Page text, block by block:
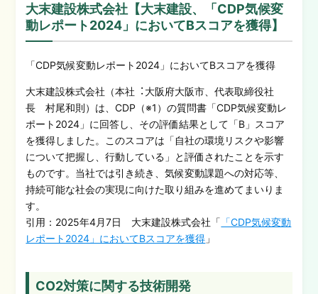
大末建設株式会社【大末建設、「CDP気候変
動レポート2024」においてBスコアを獲得】
「CDP気候変動レポート2024」においてBスコアを獲得
大末建設株式会社（本社︓大阪府大阪市、代表取締役社
長 村尾和則）は、CDP（※1）の質問書「CDP気候変動レ
ポート2024」に回答し、その評価結果として「B」スコア
を獲得しました。このスコアは「自社の環境リスクや影響
について把握し、行動している」と評価されたことを示す
ものです。当社では引き続き、気候変動課題への対応等、
持続可能な社会の実現に向けた取り組みを進めてまいりま
す。
引用：2025年4月7日 大末建設株式会社「 「CDP気候変動
レポート2024」においてBスコアを獲得 」
CO2対策に関する技術開発